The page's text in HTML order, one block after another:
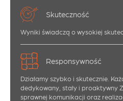
Skuteczność
Wyniki świadczą o wysokiej
Responsywność
Działamy szybko i skutecznie.
dedykowany, stały i proaktywny
sprawnej komunikacji oraz